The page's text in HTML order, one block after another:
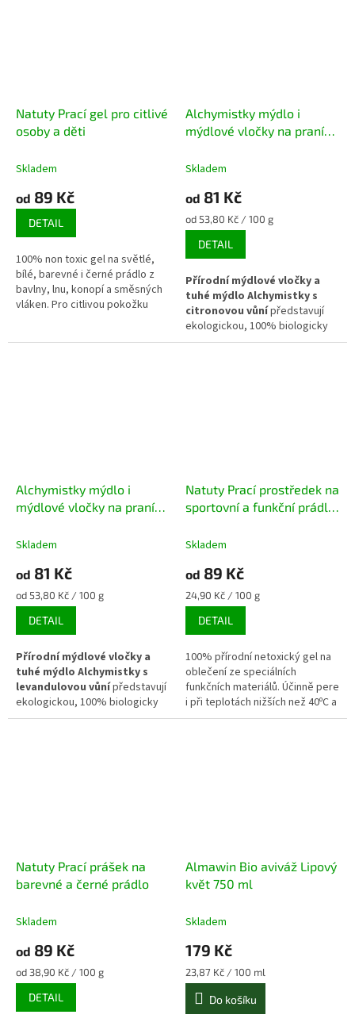
Natuty Prací gel pro citlivé
osoby a děti
Skladem
od 89 Kč
DETAIL
100% non toxic gel na světlé,
bílé, barevné i černé prádlo z
bavlny, lnu, konopí a směsných
vláken. Pro citlivou pokožku
Alchymistky mýdlo i
mýdlové vločky na praní
sodným citrón
Skladem
od 81 Kč
Měrná
cena:
od 53,80 Kč / 100 g
DETAIL
Přírodní mýdlové vločky a
tuhé mýdlo Alchymistky s
citronovou vůnípředstavují
ekologickou, 100% biologicky
odbouratelnou alternativu k
Alchymistky mýdlo i
mýdlové vločky na praní
sodným levandule
Skladem
od 81 Kč
Měrná
cena:
od 53,80 Kč / 100 g
DETAIL
Přírodní mýdlové vločky a
tuhé mýdlo Alchymistky s
levandulovou vůnípředstavují
ekologickou, 100% biologicky
odbouratelnou alternativu k
Natuty Prací prostředek na
sportovní a funkční prádlo
Skladem
od 89 Kč
Měrná
cena:
24,90 Kč / 100 g
DETAIL
100% přírodní netoxický gel na
oblečení ze speciálních
funkčních materiálů. Účinně pere
i při teplotách nižších než 40ºC a
je vhodný také na ruční praní.
Natuty Prací prášek na
barevné a černé prádlo
Skladem
od 89 Kč
Měrná
cena:
od 38,90 Kč / 100 g
DETAIL
Almawin Bio aviváž Lipový
květ 750 ml
Skladem
179 Kč
Měrná
cena:
23,87 Kč / 100 ml
Do košíku